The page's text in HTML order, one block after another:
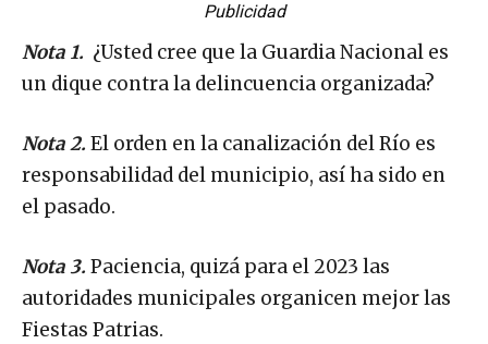
Publicidad
Nota 1. ¿Usted cree que la Guardia Nacional es
un dique contra la delincuencia organizada?
Nota 2. El orden en la canalización del Río es
responsabilidad del municipio, así ha sido en
el pasado.
Nota 3. Paciencia, quizá para el 2023 las
autoridades municipales organicen mejor las
Fiestas Patrias.